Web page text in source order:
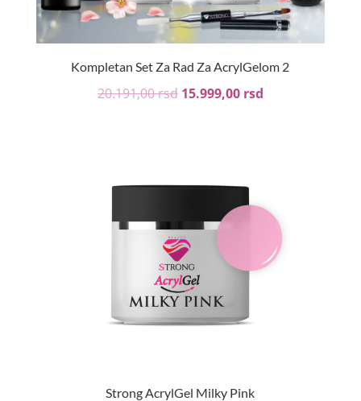
Kompletan Set Za Rad Za AcrylGelom 2
20.191,00rsd 15.999,00 rsd
Strong AcrylGel Milky Pink